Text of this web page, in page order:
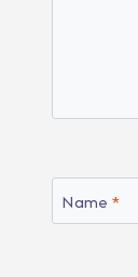
Name *